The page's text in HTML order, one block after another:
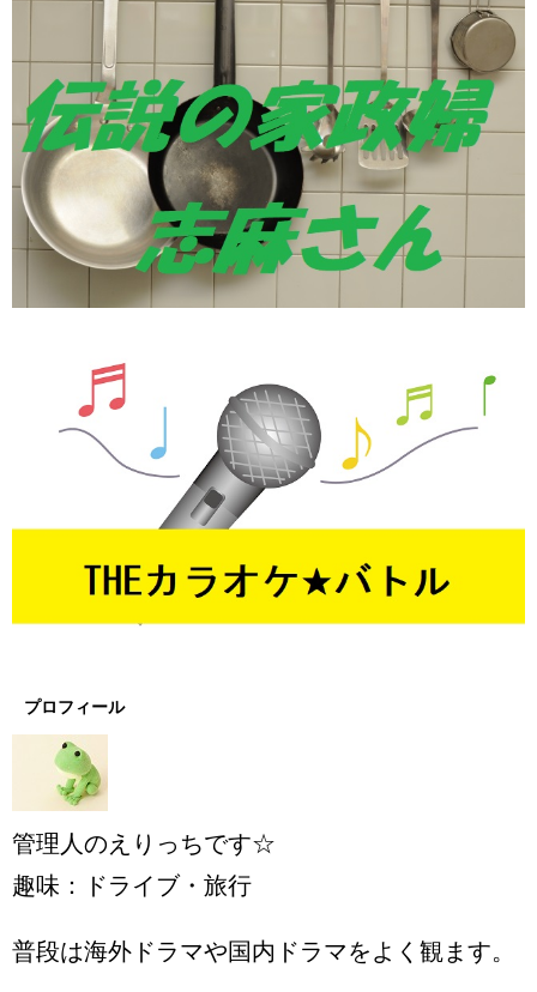
プロフィール
管理人のえりっちです☆
趣味：ドライブ・旅行
普段は海外ドラマや国内ドラマをよく観ます。